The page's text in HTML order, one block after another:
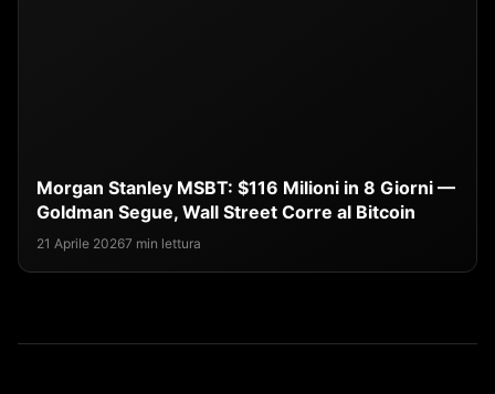
Morgan Stanley MSBT: $116 Milioni in 8 Giorni —
Goldman Segue, Wall Street Corre al Bitcoin
21 Aprile 20267 min lettura